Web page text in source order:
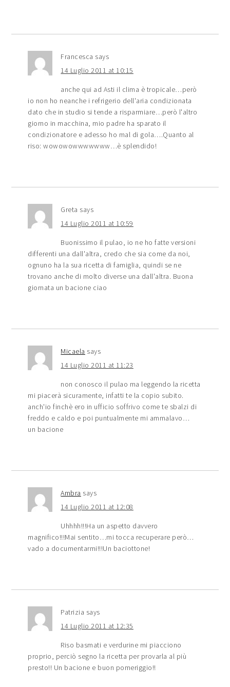
Francesca says
14 Luglio 2011 at 10:15
anche qui ad Asti il clima è tropicale…però
io non ho neanche i refrigerio dell'aria condizionata
dato che in studio si tende a risparmiare…però l'altro
giorno in macchina, mio padre ha sparato il
condizionatore e adesso ho mal di gola….Quanto al
riso: wowowowwwwwww…è splendido!
Greta says
14 Luglio 2011 at 10:59
Buonissimo il pulao, io ne ho fatte versioni
differenti una dall'altra, credo che sia come da noi,
ognuno ha la sua ricetta di famiglia, quindi se ne
trovano anche di molto diverse una dall'altra. Buona
giornata un bacione ciao
Micaela says
14 Luglio 2011 at 11:23
non conosco il pulao ma leggendo la ricetta
mi piacerà sicuramente, infatti te la copio subito.
anch'io finchè ero in ufficio soffrivo come te sbalzi di
freddo e caldo e poi puntualmente mi ammalavo…
un bacione
Ambra says
14 Luglio 2011 at 12:08
Uhhhh!!!Ha un aspetto davvero
magnifico!!!Mai sentito…mi tocca recuperare però…
vado a documentarmi!!!Un baciottone!
Patrizia says
14 Luglio 2011 at 12:35
Riso basmati e verdurine mi piacciono
proprio, perciò segno la ricetta per provarla al più
presto!! Un bacione e buon pomeriggio!!